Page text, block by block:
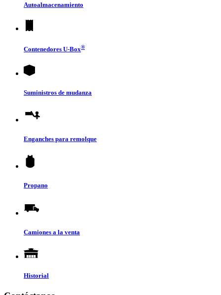
Autoalmacenamiento
Contenedores U-Box®
Suministros de mudanza
Enganches para remolque
Propano
Camiones a la venta
Historial